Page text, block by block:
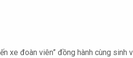
xe đoàn viên” đồng hành cùng sinh